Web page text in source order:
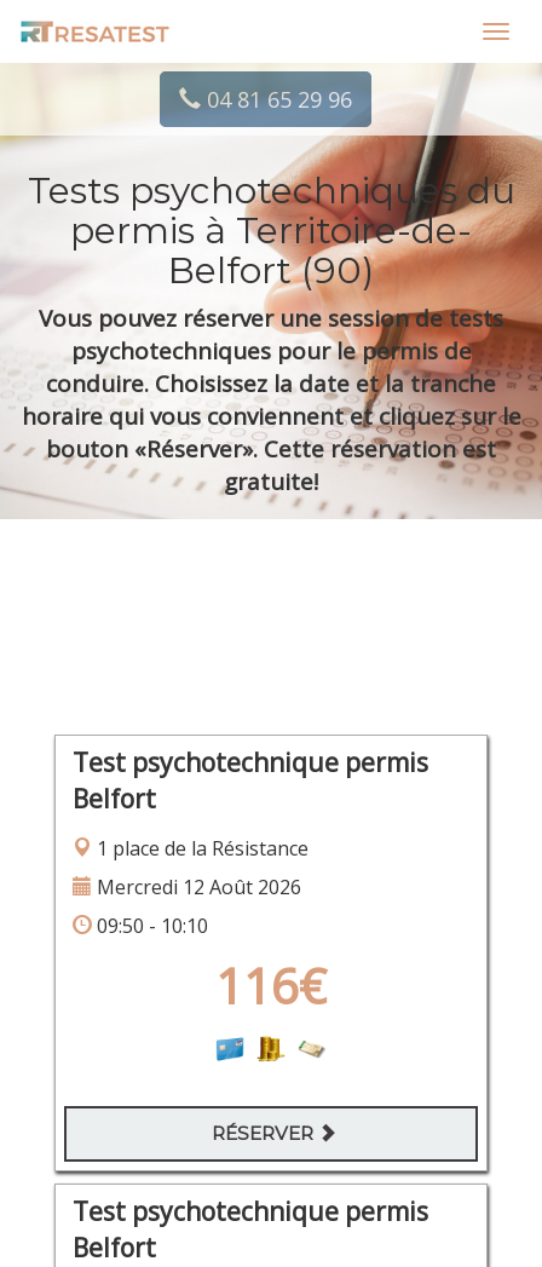
04 81 65 29 96
Tests psychotechniques du
permis à Territoire-de-
Belfort (90)
Vous pouvez réserver une session de tests
psychotechniques pour le permis de
conduire. Choisissez la date et la tranche
horaire qui vous conviennent et cliquez sur le
bouton «Réserver». Cette réservation est
gratuite!
Test psychotechnique permis
Belfort
1 place de la Résistance
Mercredi 12 Août 2026
09:50 - 10:10
116€
RÉSERVER
Test psychotechnique permis
Belfort